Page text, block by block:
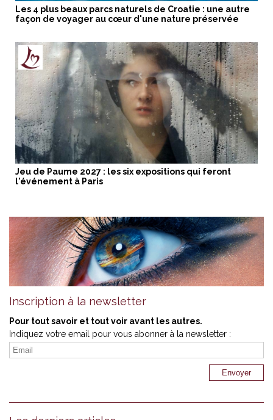
Les 4 plus beaux parcs naturels de Croatie : une autre
façon de voyager au cœur d'une nature préservée
Jeu de Paume 2027 : les six expositions qui feront
l'événement à Paris
Inscription à la newsletter
Pour tout savoir et tout voir avant les autres.
Indiquez votre email pour vous abonner à la newsletter :